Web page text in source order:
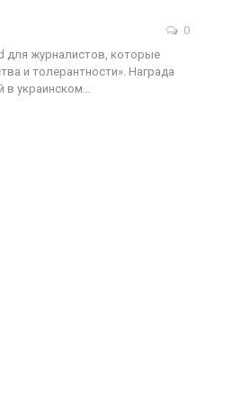
0
для журналистов, которые
и толерантности». Награда
украинском…
ФОТО